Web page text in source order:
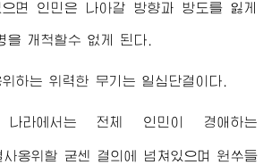
면 인민은 나아갈 방향과 방도를 잃게
을 개척할수 없게 된다.
하는 위력한 무기는 일심단결이다.
라에서는 전체 인민이 경애하는
사옹위할 굳센 결의에 넘쳐있으며 원쑤들